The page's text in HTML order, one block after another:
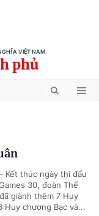
VIỆT NAM
phủ
Kết thúc ngày thi đấu
30, đoàn Thể
giành thêm 7 Huy
Huy chương Bạc và...